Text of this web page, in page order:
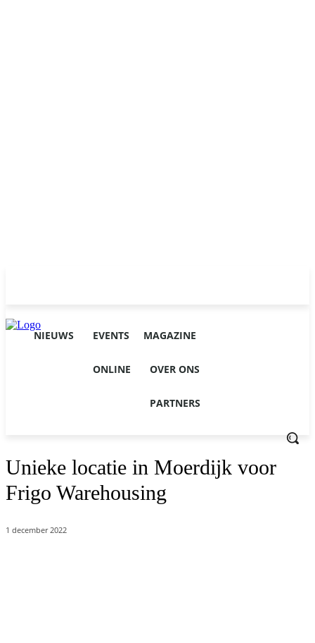
NIEUWS EVENTS MAGAZINE
ONLINE OVER ONS
PARTNERS
Unieke locatie in Moerdijk voor
Frigo Warehousing
1 december 2022